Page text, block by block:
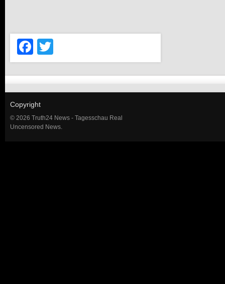
Facebook
Copyright
© 2026 Truth24 News - Tagesschau Real
Uncensored News.